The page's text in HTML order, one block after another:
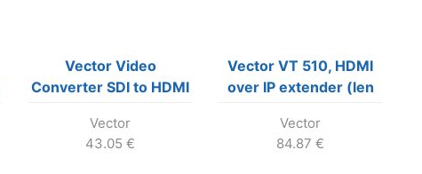
Vector Video
Converter SDI to HDMI
Vector
43.05 €
Vector VT 510, HDMI
over IP extender (len
Vector
84.87 €